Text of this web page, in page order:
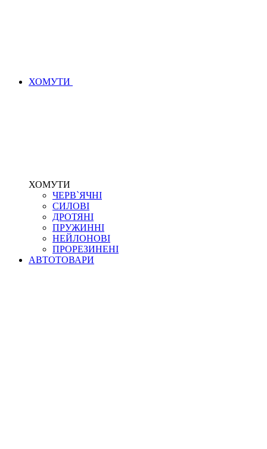
ХОМУТИ
ХОМУТИ
ЧЕРВ`ЯЧНІ
СИЛОВІ
ДРОТЯНІ
ПРУЖИННІ
НЕЙЛОНОВІ
ПРОРЕЗИНЕНІ
АВТОТОВАРИ